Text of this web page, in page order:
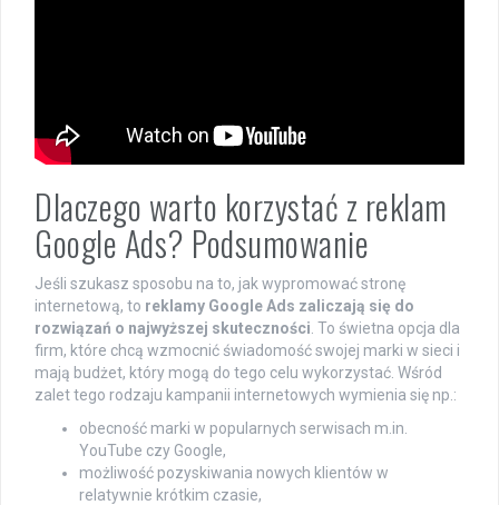
Dlaczego warto korzystać z reklam
Google Ads? Podsumowanie
Jeśli szukasz sposobu na to, jak wypromować stronę
internetową, to reklamy Google Ads zaliczają się do
rozwiązań o najwyższej skuteczności . To świetna opcja dla
firm, które chcą wzmocnić świadomość swojej marki w sieci i
mają budżet, który mogą do tego celu wykorzystać. Wśród
zalet tego rodzaju kampanii internetowych wymienia się np.:
obecność marki w popularnych serwisach m.in.
YouTube czy Google,
możliwość pozyskiwania nowych klientów w
relatywnie krótkim czasie,